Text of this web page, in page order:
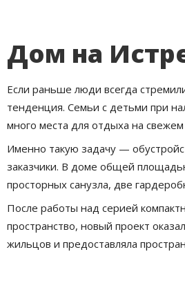
Дом на
Если раньше люди всегда
тенденция. Семьи с детьми при
много места для отдыха на
Именно такую задачу —
заказчики. В доме общей
просторных санузла, две
После работы над серией
пространство, новый проект
жильцов и предоставляла